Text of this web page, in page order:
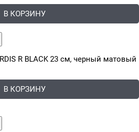
В КОРЗИНУ
R BLACK 23 см, черный матовый
В КОРЗИНУ